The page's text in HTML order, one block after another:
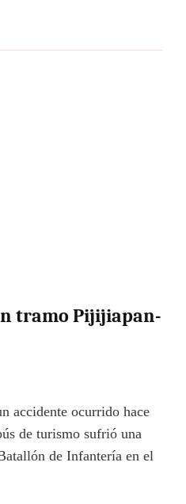
tramo Pijijiapan-
accidente ocurrido hace
de turismo sufrió una
de Infantería en el